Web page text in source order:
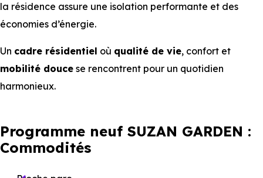
la résidence assure une isolation performante et des
économies d’énergie.
Un cadre résidentiel où qualité de vie, confort et
mobilité douce se rencontrent pour un quotidien
harmonieux.
Programme neuf SUZAN GARDEN :
Commodités